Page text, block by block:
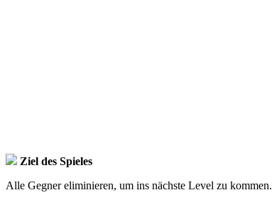
Ziel des Spieles
Alle Gegner eliminieren, um ins nächste Level zu kommen.